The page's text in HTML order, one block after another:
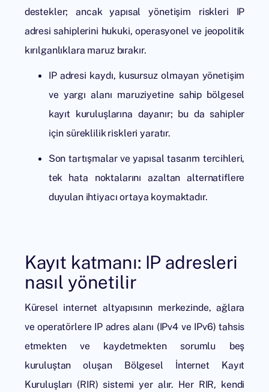
destekler; ancak yapısal yönetişim riskleri IP
adresi sahiplerini hukuki, operasyonel ve jeopolitik
kırılganlıklara maruz bırakır.
IP adresi kaydı, kusursuz olmayan yönetişim
ve yargı alanı maruziyetine sahip bölgesel
kayıt kuruluşlarına dayanır; bu da sahipler
için süreklilik riskleri yaratır.
Son tartışmalar ve yapısal tasarım tercihleri,
tek hata noktalarını azaltan alternatiflere
duyulan ihtiyacı ortaya koymaktadır.
Kayıt katmanı: IP adresleri
nasıl yönetilir
Küresel internet altyapısının merkezinde, ağlara
ve operatörlere IP adres alanı (IPv4 ve IPv6) tahsis
etmekten ve kaydetmekten sorumlu beş
kuruluştan oluşan Bölgesel İnternet Kayıt
Kuruluşları (RIR) sistemi yer alır. Her RIR, kendi